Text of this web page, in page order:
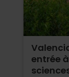
entrée